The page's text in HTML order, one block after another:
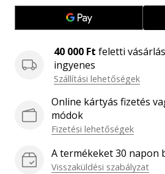
40 000 Ft feletti
ingyenes
Szállítási lehetőségek
Online kártyás fizetés
módok
Fizetési lehetőségek
A termékeket 30 napon
Visszaküldési szabályzat